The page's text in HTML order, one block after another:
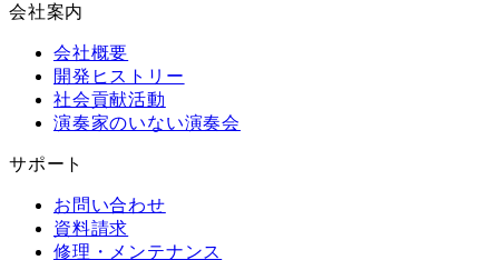
会社案内
会社概要
開発ヒストリー
社会貢献活動
演奏家のいない演奏会
サポート
お問い合わせ
資料請求
修理・メンテナンス